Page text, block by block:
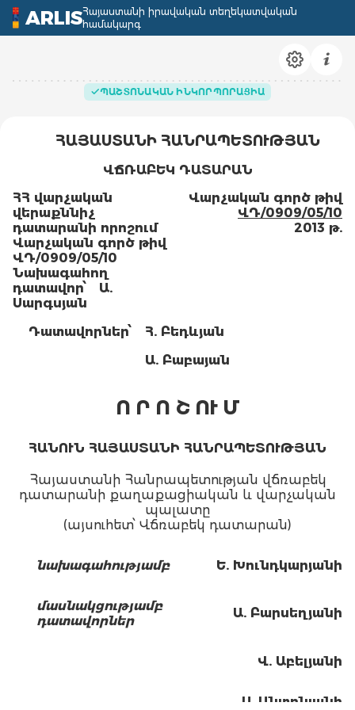
ARLISՀայաստանի իրավական տեղեկատվական
համակարգ
ՊԱՇՏՈՆԱԿԱՆ ԻՆԿՈՐՊՈՐԱՑԻԱ
ՀԱՅԱՍՏԱՆԻ ՀԱՆՐԱՊԵՏՈՒԹՅԱՆ
ՎՃՌԱԲԵԿ ԴԱՏԱՐԱՆ
ՀՀ վարչական
վերաքննիչ
դատարանի որոշում
Վարչական գործ թիվ
ՎԴ/0909/05/10
Վարչական գործ թիվ
ՎԴ/0909/05/10
2013 թ.
Նախագահող
դատավոր՝
Ա.
Սարգսյան
Դատավորներ՝
Հ. Բեդևյան
Ա. Բաբայան
Ո Ր Ո Շ ՈՒ Մ
ՀԱՆՈՒՆ ՀԱՅԱՍՏԱՆԻ ՀԱՆՐԱՊԵՏՈՒԹՅԱՆ
Հայաստանի Հանրապետության վճռաբեկ
դատարանի քաղաքացիական և վարչական
պալատը
(այսուհետ՝ Վճռաբեկ դատարան)
նախագահությամբ Ե. Խունդկարյանի
մասնակցությամբ
դատավորներ
Ա. Բարսեղյանի
Վ. Աբելյանի
Ս. Անտոնյանի